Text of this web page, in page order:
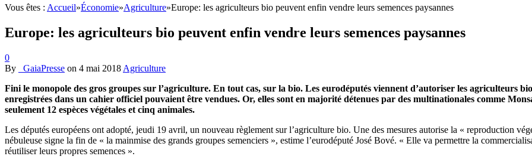
Vous êtes : Accueil»Économie»Agriculture»Europe: les agriculteurs bio peuvent enfin vendre leurs semences paysannes
Europe: les agriculteurs bio peuvent enfin vendre leurs semences paysannes
0
By
_GaiaPresse on 4 mai 2018 Agriculture
Fini le monopole des gros groupes sur l’agriculture. En tout cas, sur la bio. Les eurodéputés viennent d’autoriser les agriculteurs
enregistrées dans un cahier officiel pouvaient être vendues. Or, elles sont en majorité détenues par des multinationales comme
seulement 12 espèces végétales et cinq animales.
Les députés européens ont adopté, jeudi 19 avril, un nouveau règlement sur l’agriculture bio. Une des mesures autorise la « reproduction
nébuleuse signe la fin de « la mainmise des grands groupes semenciers », estime l’eurodéputé José Bové. « Elle va permettre la
réutiliser leurs propres semences ».